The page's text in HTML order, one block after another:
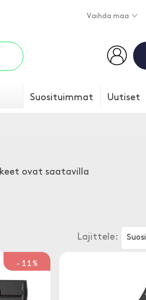
Vaihda maa
Suosituimmat Uutiset
ovat saatavilla
Lajittele:
-11%